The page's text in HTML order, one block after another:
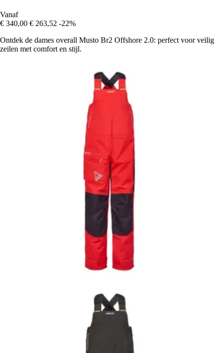
Vanaf
€ 340,00 € 263,52 -22%
Ontdek de dames overall Musto Br2 Offshore 2.0: perfect voor veilig
zeilen met comfort en stijl.